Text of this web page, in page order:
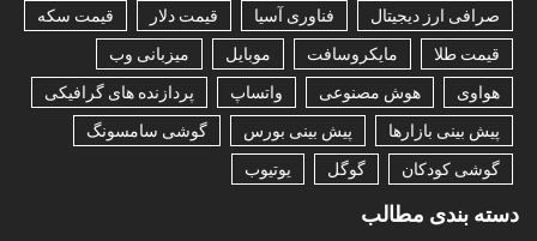
صرافی ارز دیجیتال
فناوری آسیا قیمت دلار
قیمت سکه
قیمت طلا
مایکروسافت موبایل
میزبانی وب
هواوی
هوش مصنوعی واتساپ
پردازنده های گرافیکی
پیش بینی بازارها
پیش بینی بورس
گوشی سامسونگ
گوشی کودکان
گوگل یوتیوب
دسته بندی مطالب